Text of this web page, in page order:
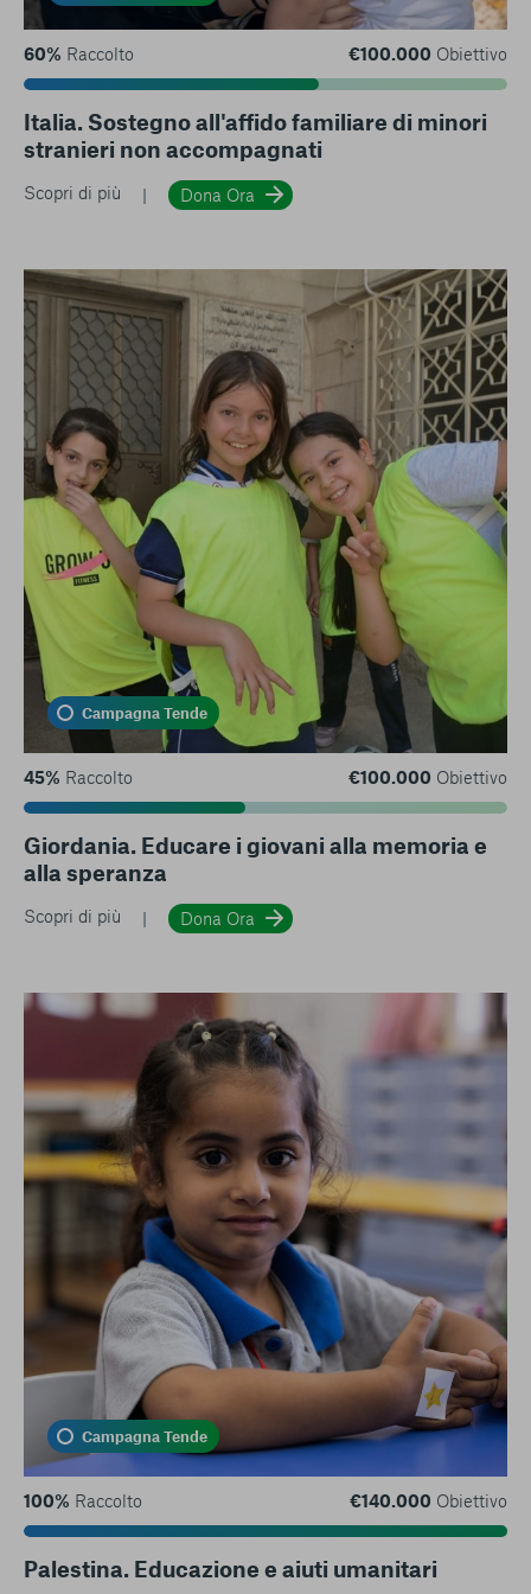
60% Raccolto €100.000 Obiettivo
Italia. Sostegno all'affido familiare di minori
stranieri non accompagnati
Scopri di più Dona Ora
Campagna Tende
45% Raccolto €100.000 Obiettivo
Giordania. Educare i giovani alla memoria e
alla speranza
Scopri di più Dona Ora
Campagna Tende
100% Raccolto €140.000 Obiettivo
Palestina. Educazione e aiuti umanitari